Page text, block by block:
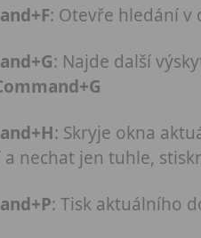
: Otevře hledání v
: Najde další
: Skryje okna
nechat jen tuhle,
: Tisk aktuálního